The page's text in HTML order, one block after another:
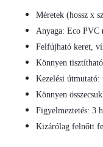
Méretek (hossz x
Anyaga: Eco PVC
Felfújható keret,
Könnyen tisztítható
Kezelési útmutató:
Könnyen
Figyelmeztetés: 3
Kizárólag felnőtt